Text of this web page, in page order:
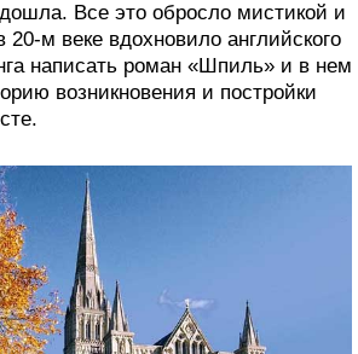
Все это обросло мистикой и
м веке вдохновило английского
написать роман «Шпиль» и в нем
возникновения и постройки